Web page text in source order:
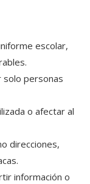
escolar,
personas
o afectar al
direcciones,
información o